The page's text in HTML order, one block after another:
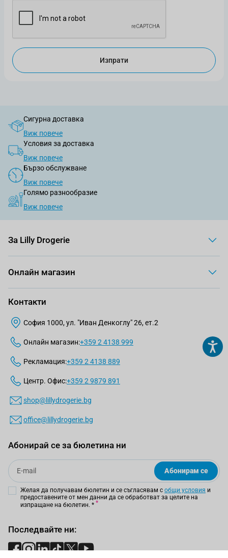
Изпрати
Сигурна доставка
Виж повече
Условия за доставка
Виж повече
Бързо обслужване
Виж повече
Голямо разнообразие
Виж повече
За Lilly Drogerie
Онлайн магазин
Контакти
София 1000, ул. "Иван Денкоглу" 26, ет.2
Онлайн магазин:+359 2 4138 999
Рекламация:+359 2 4138 889
Центр. Офис:+359 2 9879 891
shop@lillydrogerie.bg
office@lillydrogerie.bg
Абонирай се за бюлетина ни
Email
Абонирам се
Желая да получавам бюлетин и се съгласявам с общи условия и
предоставените от мен данни да се обработват за целите на
изпращане на бюлетин. *
Последвайте ни: